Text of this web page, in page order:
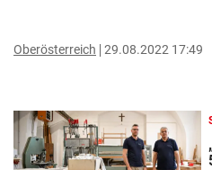
Oberösterreich 29.08.2022 17:49